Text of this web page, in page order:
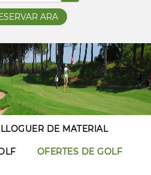
LLOGUER DE MATERIAL
OFERTES DE GOLF